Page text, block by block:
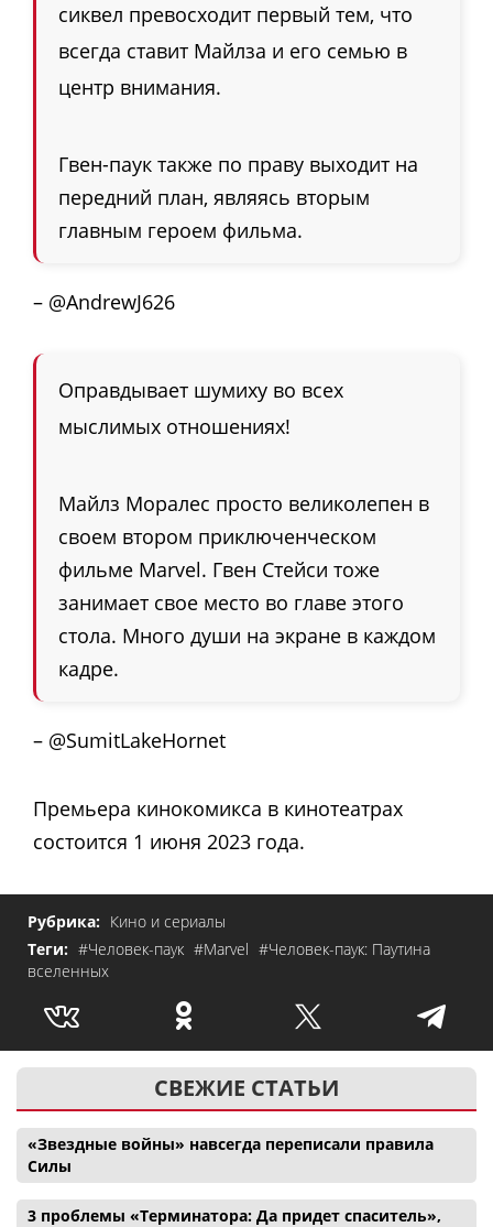
сиквел превосходит первый тем, что
всегда ставит Майлза и его семью в
центр внимания.
Гвен-паук также по праву выходит на
передний план, являясь вторым
главным героем фильма.
– @AndrewJ626
Оправдывает шумиху во всех
мыслимых отношениях!
Майлз Моралес просто великолепен в
своем втором приключенческом
фильме Marvel. Гвен Стейси тоже
занимает свое место во главе этого
стола. Много души на экране в каждом
кадре.
– @SumitLakeHornet
Премьера кинокомикса в кинотеатрах
состоится 1 июня 2023 года.
Рубрика: Кино и сериалы
Теги: #Человек-паук #Marvel #Человек-паук: Паутина
вселенных
СВЕЖИЕ СТАТЬИ
«Звездные войны» навсегда переписали правила
Силы
3 проблемы «Терминатора: Да придет спаситель»,